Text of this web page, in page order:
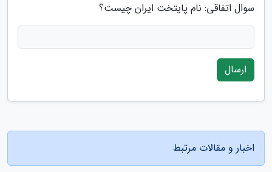
سوال اتفاقی: نام پایتخت ایران چیست؟
ارسال
اخبار و مقالات مرتبط